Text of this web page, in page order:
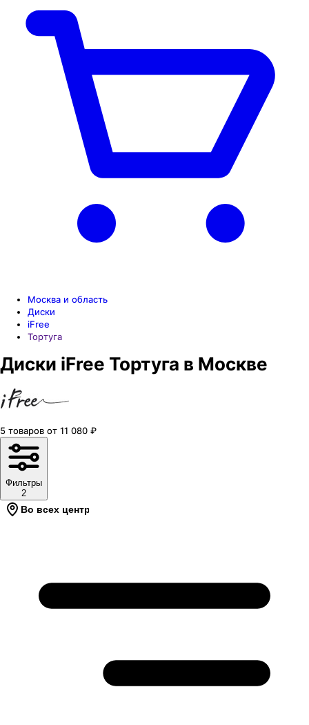
Москва и область
Диски
iFree
Тортуга
Диски iFree Тортуга в Москве
5 товаров от 11 080 ₽
Фильтры
2
Во всех центрах